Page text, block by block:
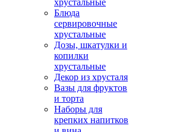
хрустальные
Блюда
сервировочные
хрустальные
Дозы, шкатулки и
копилки
хрустальные
Декор из хрусталя
Вазы для фруктов
и торта
Наборы для
крепких напитков